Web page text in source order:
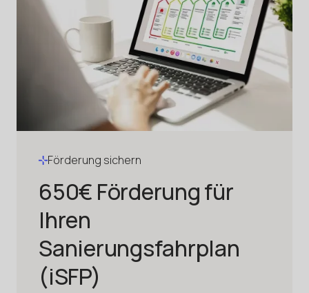
Förderung sichern
650€ Förderung für
Ihren
Sanierungsfahrplan
(iSFP)